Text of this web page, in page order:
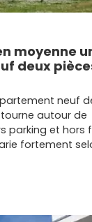
moyenne
deux
neuf
autour de
parking et hors
fortement